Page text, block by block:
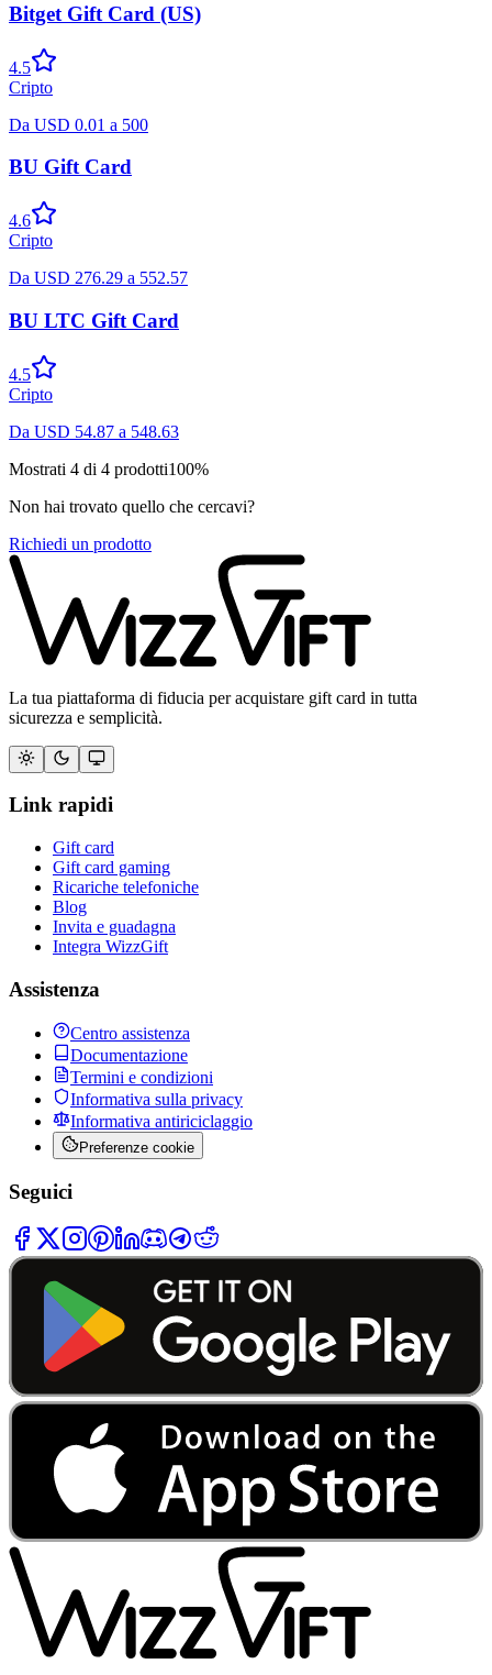
Bitget Gift Card (US)
4.5
Cripto
Da USD 0.01 a 500
BU Gift Card
4.6
Cripto
Da USD 276.29 a 552.57
BU LTC Gift Card
4.5
Cripto
Da USD 54.87 a 548.63
Mostrati 4 di 4 prodotti100%
Non hai trovato quello che cercavi?
Richiedi un prodotto
La tua piattaforma di fiducia per acquistare gift card in tutta
sicurezza e semplicità.
Link rapidi
Gift card
Gift card gaming
Ricariche telefoniche
Blog
Invita e guadagna
Integra WizzGift
Assistenza
Centro assistenza
Documentazione
Termini e condizioni
Informativa sulla privacy
Informativa antiriciclaggio
Preferenze cookie
Seguici